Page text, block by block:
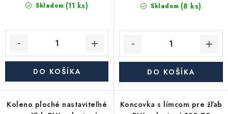
Skladom (11 ks)
DO KOŠÍKA
Skladom (8 ks)
DO KOŠÍKA
Koleno ploché nastaviteľné
Koncovka s límcom pre žľab